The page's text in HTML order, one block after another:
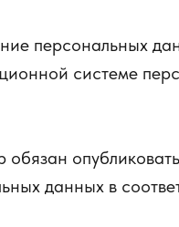
персональных
системе
обязан
данных в